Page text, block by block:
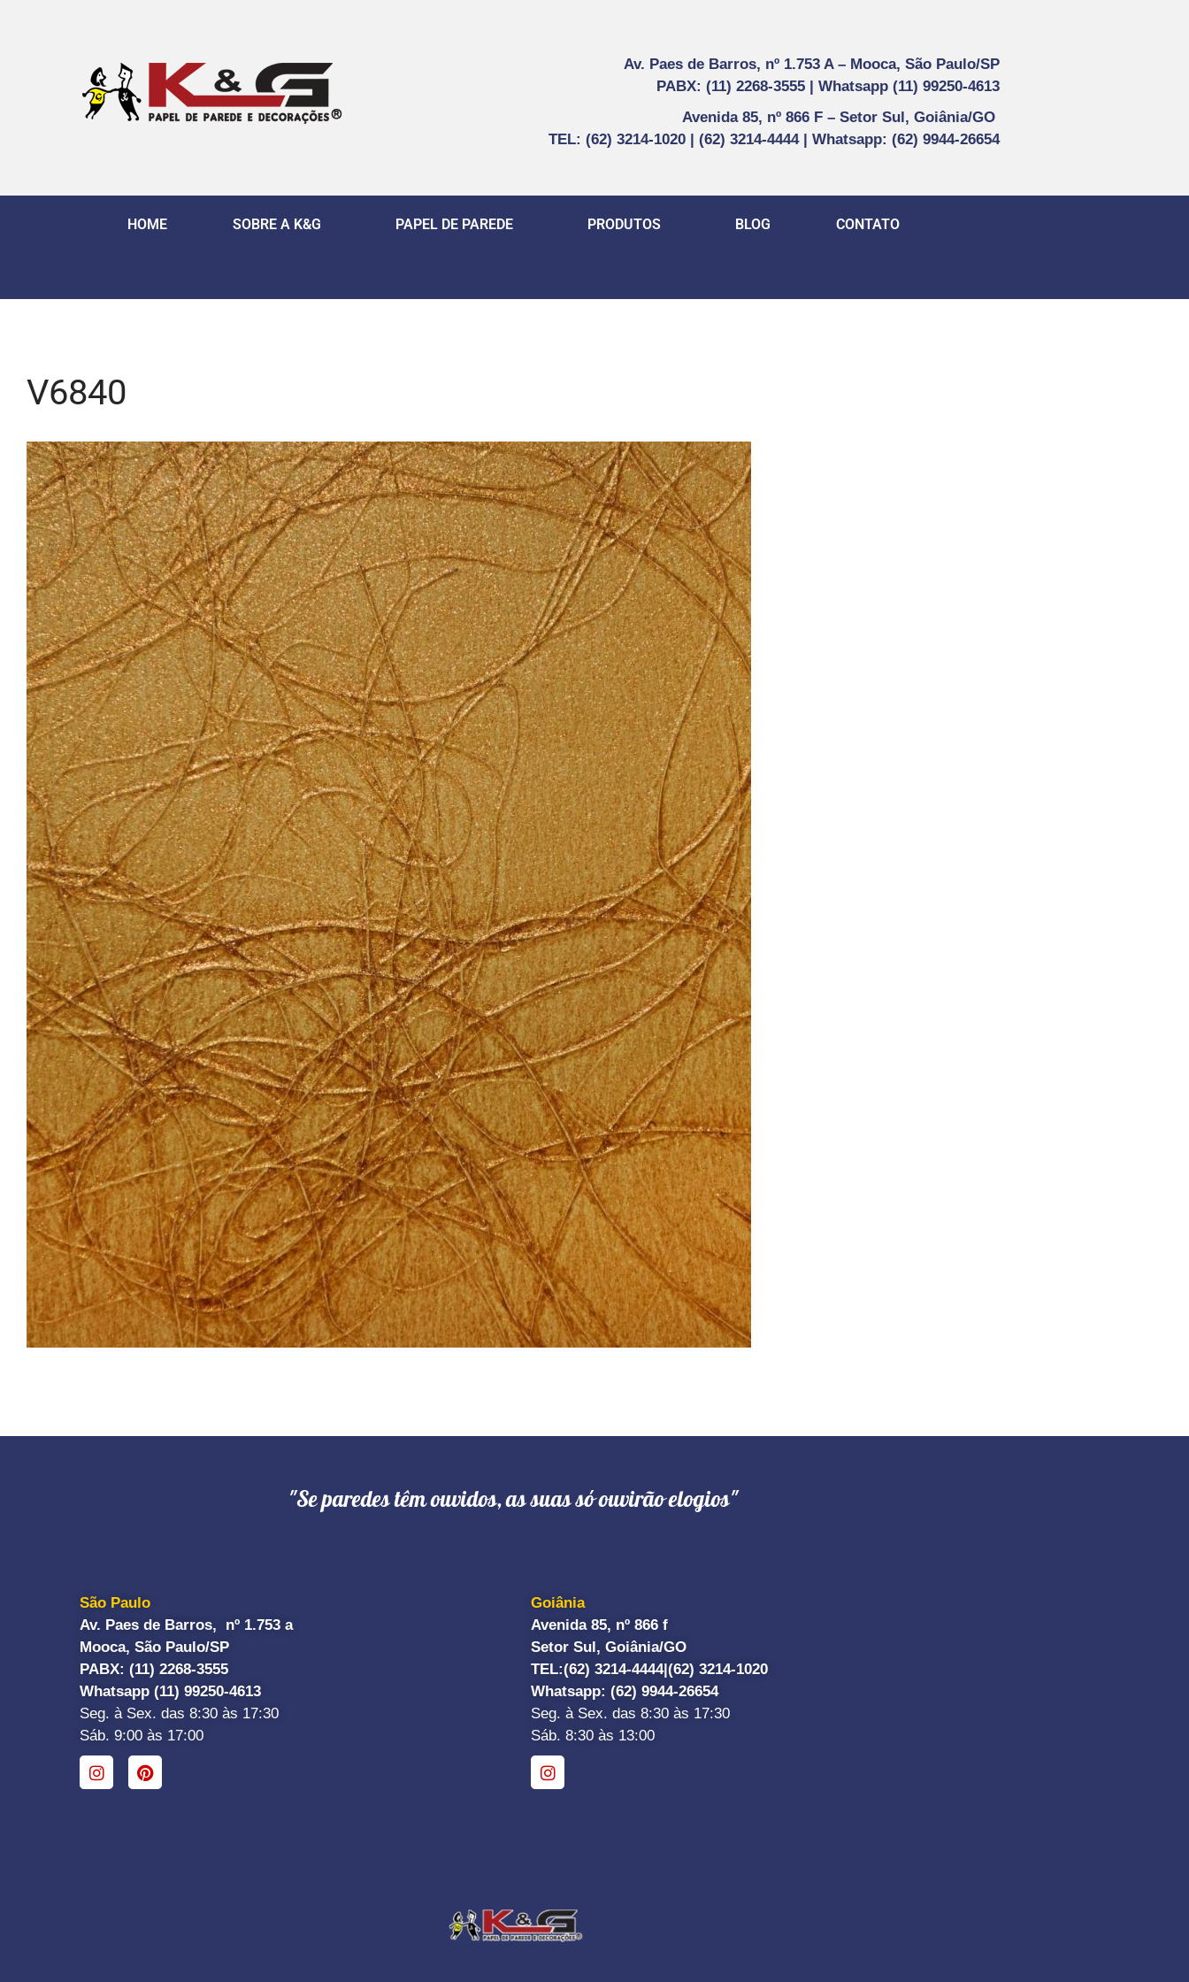
Av. Paes de Barros, nº 1.753 A – Mooca, São Paulo/SP
PABX: (11) 2268-3555 | Whatsapp (11) 99250-4613
Avenida 85, nº 866 F – Setor Sul, Goiânia/GO
TEL: (62) 3214-1020 | (62) 3214-4444 | Whatsapp: (62) 9944-26654
HOME SOBRE A K&G PAPEL DE PAREDE PRODUTOS BLOG CONTATO
V6840
"Se paredes têm ouvidos, as suas só ouvirão elogios"
São Paulo
Av. Paes de Barros, nº 1.753 a
Mooca, São Paulo/SP
PABX: (11) 2268-3555
Whatsapp (11) 99250-4613
Seg. à Sex. das 8:30 às 17:30
Sáb. 9:00 às 17:00
Goiânia
Avenida 85, nº 866 f
Setor Sul, Goiânia/GO
TEL:(62) 3214-4444| (62) 3214-1020
Whatsapp: (62) 9944-26654
Seg. à Sex. das 8:30 às 17:30
Sáb. 8:30 às 13:00